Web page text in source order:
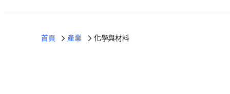
首頁 產業 化學與材料